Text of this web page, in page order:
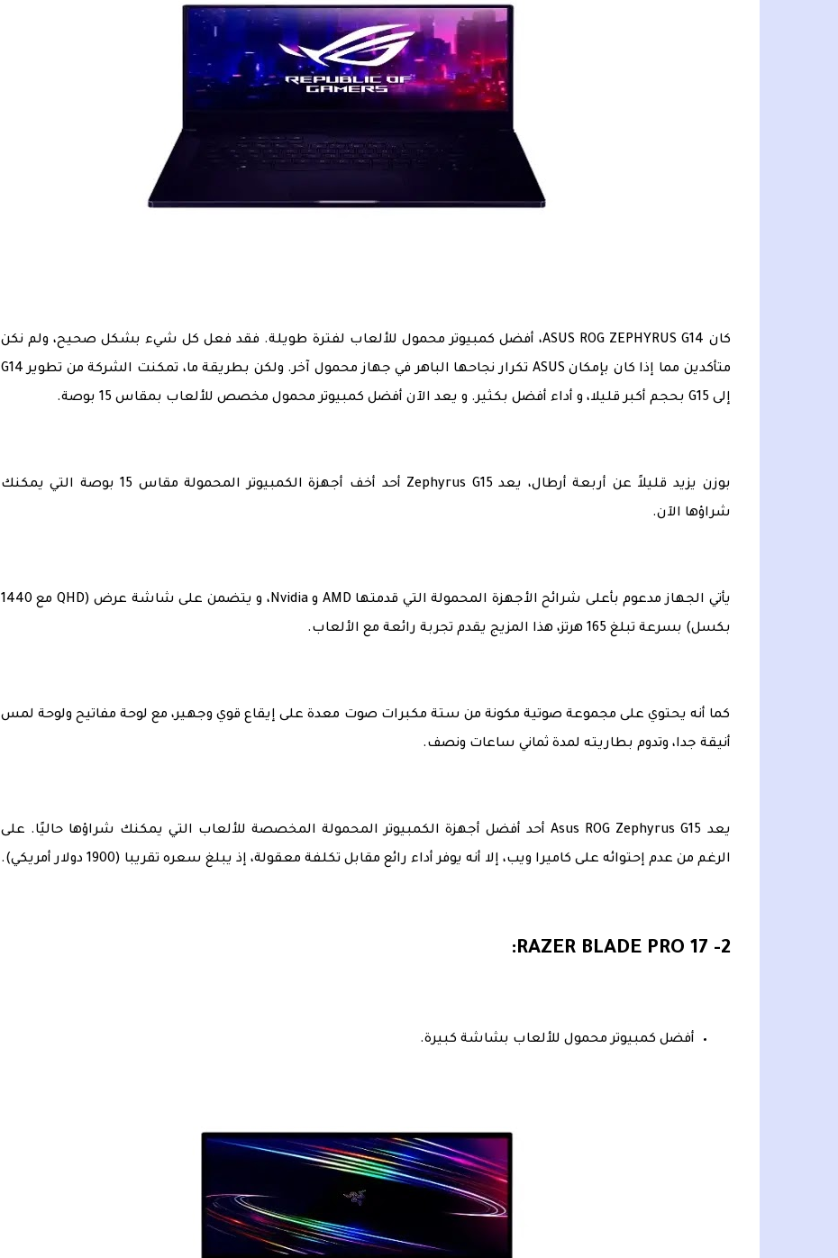
كان ASUS ROG ZEPHYRUS G14، أفضل كمبيوتر محمول للألعاب لفترة طويلة. فقد فعل كل شيء بشكل صحيح، ولم نكن
متأكدين مما إذا كان بإمكان ASUS تكرار نجاحها الباهر في جهاز محمول آخر. ولكن بطريقة ما، تمكنت الشركة من تطوير G14
إلى G15 بحجم أكبر قليلا، و أداء أفضل بكثير. و يعد الآن أفضل كمبيوتر محمول مخصص للألعاب بمقاس 15 بوصة.
بوزن يزيد قليلاً عن أربعة أرطال، يعد Zephyrus G15 أحد أخف أجهزة الكمبيوتر المحمولة مقاس 15 بوصة التي يمكنك
شراؤها الآن.
يأتي الجهاز مدعوم بأعلى شرائح الأجهزة المحمولة التي قدمتها AMD و Nvidia، و يتضمن على شاشة عرض (QHD مع 1440
بكسل) بسرعة تبلغ 165 هرتز، هذا المزيج يقدم تجربة رائعة مع الألعاب.
كما أنه يحتوي على مجموعة صوتية مكونة من ستة مكبرات صوت معدة على إيقاع قوي وجهير، مع لوحة مفاتيح ولوحة لمس
أنيقة جدا، وتدوم بطاريته لمدة ثماني ساعات ونصف.
يعد Asus ROG Zephyrus G15 أحد أفضل أجهزة الكمبيوتر المحمولة المخصصة للألعاب التي يمكنك شراؤها حاليًا. على
الرغم من عدم إحتوائه على كاميرا ويب، إلا أنه يوفر أداء رائع مقابل تكلفة معقولة، إذ يبلغ سعره تقريبا (1900 دولار أمريكي).
2- RAZER BLADE PRO 17:
أفضل كمبيوتر محمول للألعاب بشاشة كبيرة.